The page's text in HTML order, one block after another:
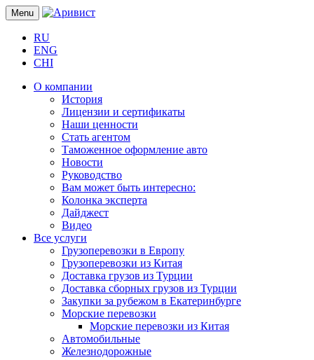
Menu
RU
ENG
CHI
О компании
История
Лицензии и сертификаты
Наши ценности
Стать агентом
Таможенное оформление авто
Новости
Руководство
Вам может быть интересно:
Колонка эксперта
Дайджест
Видео
Все услуги
Грузоперевозки в Европу
Грузоперевозки из Китая
Доставка грузов из Турции
Доставка сборных грузов из Турции
Закупки за рубежом в Екатеринбурге
Морские перевозки
Морские перевозки из Китая
Автомобильные
Железнодорожные